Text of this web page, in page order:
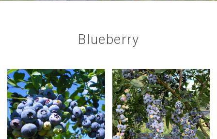
Blueberry